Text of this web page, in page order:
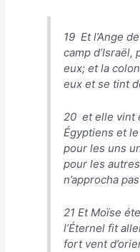
19 Et l’Ange
camp d’Israël,
eux; et la
eux et se tint
20 et elle vint
Égyptiens et
pour les uns
pour les
n’approcha
21 Et Moïse
l’Éternel fit
fort vent